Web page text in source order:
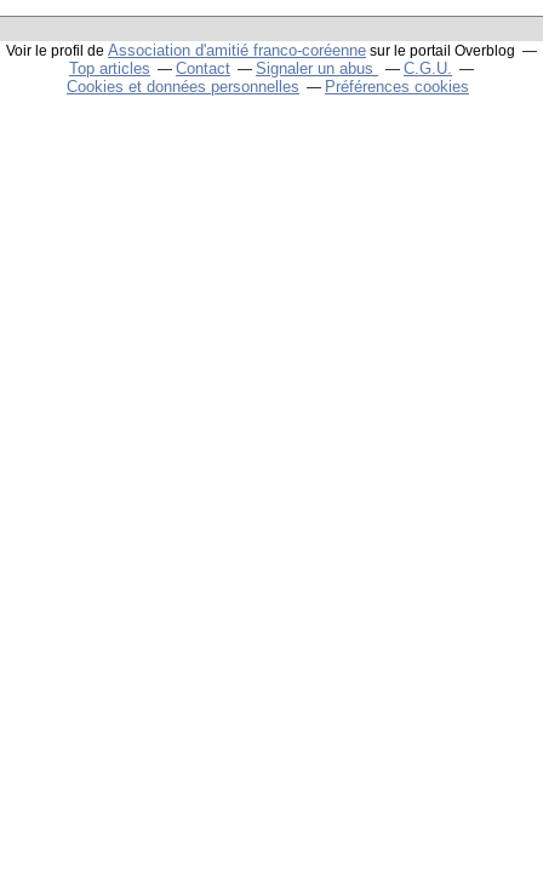
Voir le profil de Association d'amitié franco-coréenne sur le portail Overblog
Top articles Contact Signaler un abus
C.G.U.
Cookies et données personnelles
Préférences cookies